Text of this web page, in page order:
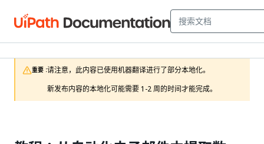
重要 :请注意，此内容已使用机器翻译进行了部分本地化。
新发布内容的本地化可能需要 1-2 周的时间才能完成。